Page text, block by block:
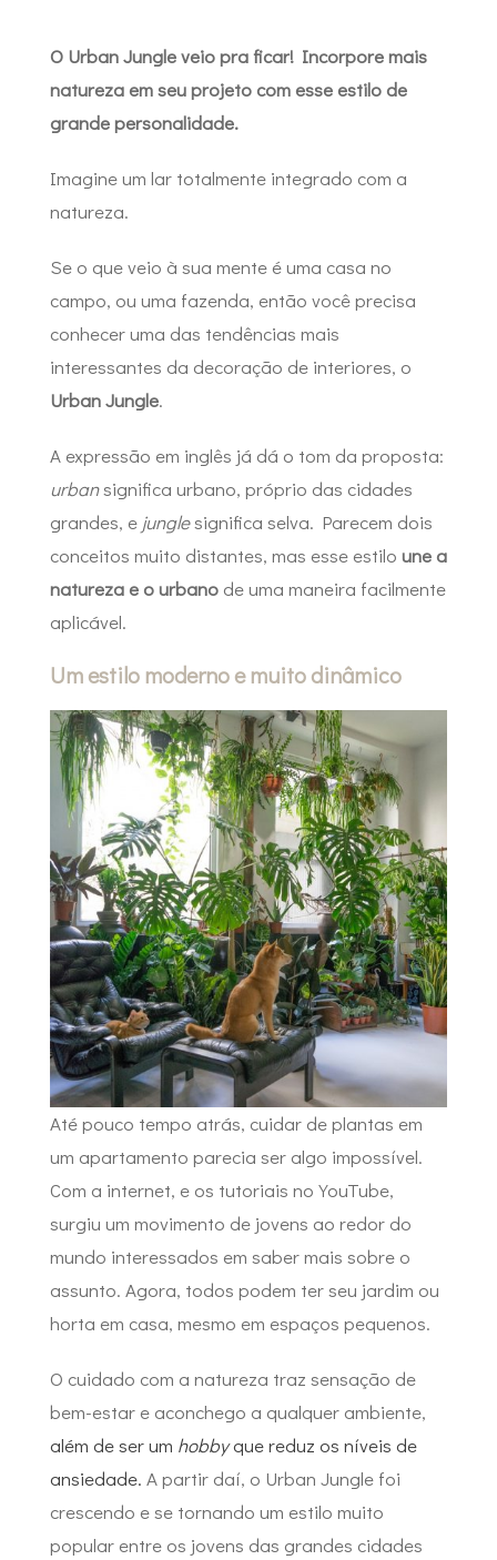
O Urban Jungle veio pra ficar! Incorpore mais
natureza em seu projeto com esse estilo de
grande personalidade.
Imagine um lar totalmente integrado com a
natureza.
Se o que veio à sua mente é uma casa no
campo, ou uma fazenda, então você precisa
conhecer uma das tendências mais
interessantes da decoração de interiores, o
Urban Jungle.
A expressão em inglês já dá o tom da proposta:
urbansignifica urbano, próprio das cidades
grandes, e junglesignifica selva. Parecem dois
conceitos muito distantes, mas esse estilo une a
natureza e o urbano de uma maneira facilmente
aplicável.
Um estilo moderno e muito dinâmico
Até pouco tempo atrás, cuidar de plantas em
um apartamento parecia ser algo impossível.
Com a internet, e os tutoriais no YouTube,
surgiu um movimento de jovens ao redor do
mundo interessados em saber mais sobre o
assunto. Agora, todos podem ter seu jardim ou
horta em casa, mesmo em espaços pequenos.
O cuidado com a natureza traz sensação de
bem-estar e aconchego a qualquer ambiente,
além de ser um hobbyque reduz os níveis de
ansiedade. A partir daí, o Urban Jungle foi
crescendo e se tornando um estilo muito
popular entre os jovens das grandes cidades